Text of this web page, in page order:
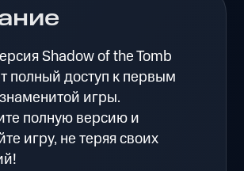
Shadow of the Tomb
полный доступ к первым
игры.
полную версию и
игру, не теряя своих